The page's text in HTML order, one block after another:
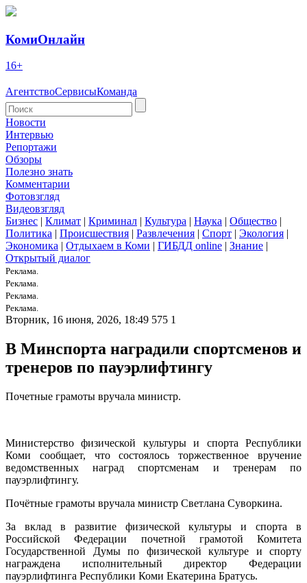
КомиОнлайн
16+
АгентствоСервисыКоманда
Новости
Интервью
Репортажи
Обзоры
Полезно знать
Комментарии
Фотовзгляд
Видеовзгляд
Бизнес | Климат | Криминал | Культура | Наука | Общество |
Политика | Происшествия | Развлечения | Спорт | Экология |
Экономика | Отдыхаем в Коми | ГИБДД online | Знание |
Открытый диалог
Реклама.
Реклама.
Реклама.
Реклама.
Вторник, 16 июня, 2026, 18:49 575 1
В Минспорта наградили спортсменов и
тренеров по пауэрлифтингу
Почетные грамоты вручала министр.
Министерство физической культуры и спорта Республики
Коми сообщает, что состоялось торжественное вручение
ведомственных наград спортсменам и тренерам по
пауэрлифтингу.
Почётные грамоты вручала министр Светлана Суворкина.
За вклад в развитие физической культуры и спорта в
Российской Федерации почетной грамотой Комитета
Государственной Думы по физической культуре и спорту
награждена исполнительный директор Федерации
пауэрлифтинга Республики Коми Екатерина Братусь.